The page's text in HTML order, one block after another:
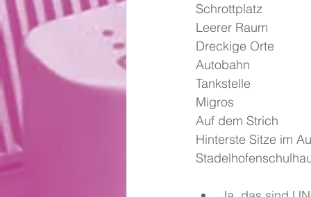
Schrottplatz
Leerer Raum
Dreckige Orte
Autobahn
Tankstelle
Migros
Auf dem Strich
Hinterste Sitze im